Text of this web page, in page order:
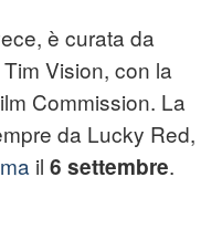
è curata da
Vision, con la
Commission. La
da Lucky Red,
il 6 settembre.